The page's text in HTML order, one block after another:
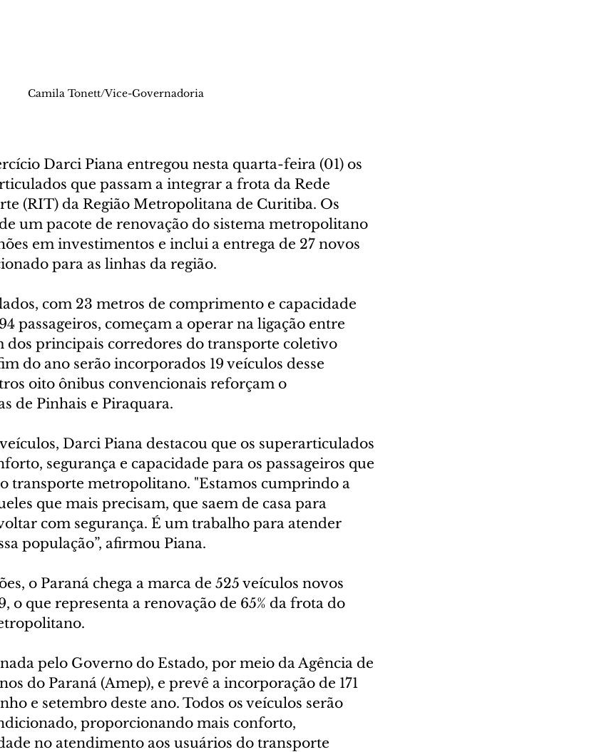
Camila Tonett/Vice-Governadoria
Darci Piana entregou nesta quarta-feira (01) os
que passam a integrar a frota da Rede
(RIT) da Região Metropolitana de Curitiba. Os
um pacote de renovação do sistema metropolitano
em investimentos e inclui a entrega de 27 novos
para as linhas da região.
com 23 metros de comprimento e capacidade
passageiros, começam a operar na ligação entre
dos principais corredores do transporte coletivo
do ano serão incorporados 19 veículos desse
oito ônibus convencionais reforçam o
de Pinhais e Piraquara.
Darci Piana destacou que os superarticulados
segurança e capacidade para os passageiros que
transporte metropolitano. "Estamos cumprindo a
que mais precisam, que saem de casa para
com segurança. É um trabalho para atender
população”, afirmou Piana.
o Paraná chega a marca de 525 veículos novos
o que representa a renovação de 65% da frota do
pelo Governo do Estado, por meio da Agência de
do Paraná (Amep), e prevê a incorporação de 171
e setembro deste ano. Todos os veículos serão
proporcionando mais conforto,
no atendimento aos usuários do transporte